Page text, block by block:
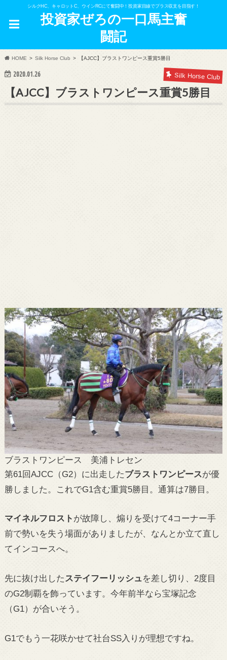
シルクHC、キャロットC、ウインRCにて奮闘中！投資家目線でプラス収支を目指す！
投資家ぜろの一口馬主奮
闘記
HOME Silk Horse Club 【AJCC】ブラストワンピース重賞5勝目
2020.01.26 Silk Horse Club
【AJCC】ブラストワンピース重賞5勝目
ブラストワンピース 美浦トレセン
第61回AJCC（G2）に出走したブラストワンピースが優
勝しました。これでG1含む重賞5勝目。通算は7勝目。
マイネルフロスト が故障し、煽りを受けて4コーナー手
前で勢いを失う場面がありましたが、なんとか立て直し
てインコースへ。
先に抜け出した ステイフーリッシュを差し切り、2度目
のG2制覇を飾っています。今年前半なら宝塚記念
（G1）が合いそう。
G1でもう一花咲かせて社台SS入りが理想ですね。